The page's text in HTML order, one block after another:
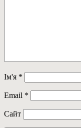
Ім'я *
Email *
Сайт